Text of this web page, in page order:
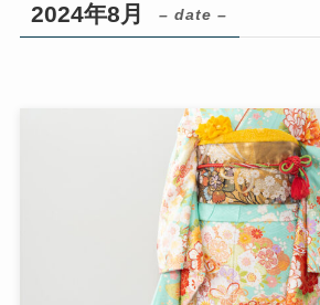
2024年8月 – date –